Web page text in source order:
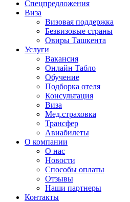
Спецпредложения
Виза
Визовая поддержка
Безвизовые страны
Овиры Ташкента
Услуги
Вакансия
Онлайн Табло
Обучение
Подборка отеля
Консультация
Виза
Мед.страховка
Трансфер
Авиабилеты
О компании
О нас
Новости
Способы оплаты
Отзывы
Наши партнеры
Контакты